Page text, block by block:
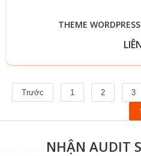
THEME
Trước 1 2 3
NHẬN AUDIT